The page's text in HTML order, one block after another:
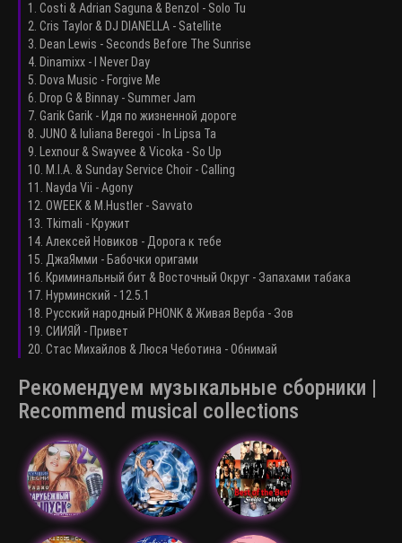
1. Costi & Adrian Saguna & Benzol - Solo Tu
2. Cris Taylor & DJ DIANELLA - Satellite
3. Dean Lewis - Seconds Before The Sunrise
4. Dinamixx - I Never Day
5. Dova Music - Forgive Me
6. Drop G & Binnay - Summer Jam
7. Garik Garik - Идя по жизненной дороге
8. JUNO & Iuliana Beregoi - In Lipsa Ta
9. Lexnour & Swayvee & Vicoka - So Up
10. M.I.A. & Sunday Service Choir - Calling
11. Nayda Vii - Agony
12. OWEEK & M.Hustler - Savvato
13. Tkimali - Кружит
14. Алексей Новиков - Дорога к тебе
15. ДжаЯмми - Бабочки оригами
16. Криминальный бит & Восточный Округ - Запахами табака
17. Нурминский - 12.5.1
18. Русский народный PHONK & Живая Верба - Зов
19. СИИЯЙ - Привет
20. Стас Михайлов & Люся Чеботина - Обнимай
Рекомендуем музыкальные сборники |
Recommend musical collections